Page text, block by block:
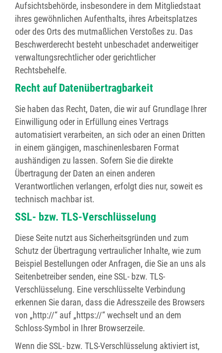
Aufsichtsbehörde, insbesondere in dem Mitgliedstaat
ihres gewöhnlichen Aufenthalts, ihres Arbeitsplatzes
oder des Orts des mutmaßlichen Verstoßes zu. Das
Beschwerderecht besteht unbeschadet anderweitiger
verwaltungsrechtlicher oder gerichtlicher
Rechtsbehelfe.
Recht auf Daten­übertrag­barkeit
Sie haben das Recht, Daten, die wir auf Grundlage Ihrer
Einwilligung oder in Erfüllung eines Vertrags
automatisiert verarbeiten, an sich oder an einen Dritten
in einem gängigen, maschinenlesbaren Format
aushändigen zu lassen. Sofern Sie die direkte
Übertragung der Daten an einen anderen
Verantwortlichen verlangen, erfolgt dies nur, soweit es
technisch machbar ist.
SSL- bzw. TLS-Verschlüsselung
Diese Seite nutzt aus Sicherheitsgründen und zum
Schutz der Übertragung vertraulicher Inhalte, wie zum
Beispiel Bestellungen oder Anfragen, die Sie an uns als
Seitenbetreiber senden, eine SSL- bzw. TLS-
Verschlüsselung. Eine verschlüsselte Verbindung
erkennen Sie daran, dass die Adresszeile des Browsers
von „http://“ auf „https://“ wechselt und an dem
Schloss-Symbol in Ihrer Browserzeile.
Wenn die SSL- bzw. TLS-Verschlüsselung aktiviert ist,